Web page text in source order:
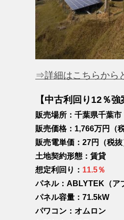
⇒詳細はこちらから
【中古利回り12％強
販売場所：千葉県千葉市
販売価格：1,766万円（税
販売電単価：27円（税抜
土地契約形態：賃貸
想定利回り： 11.5％
パネル：ABLYTEK（ア
パネル容量：71.5kW
パワコン：オムロン